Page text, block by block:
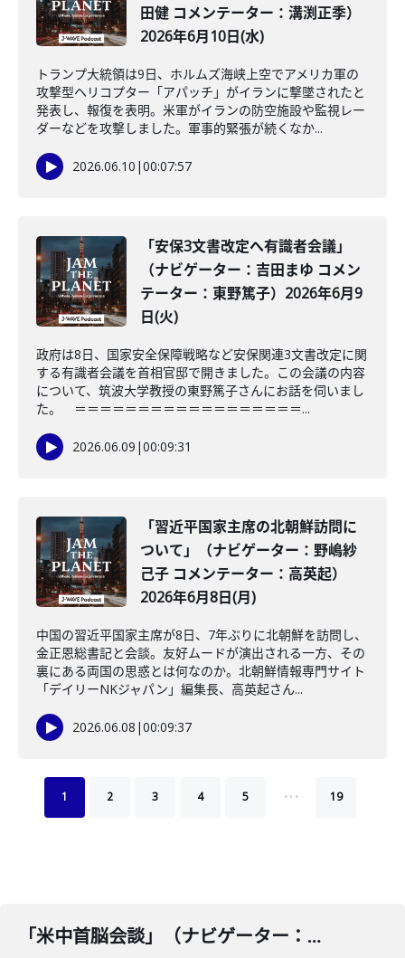
田健 コメンテーター：溝渕正季）
2026年6月10日(水)
トランプ大統領は9日、ホルムズ海峡上空でアメリカ軍の
攻撃型ヘリコプター「アパッチ」がイランに撃墜されたと
発表し、報復を表明。米軍がイランの防空施設や監視レー
ダーなどを攻撃しました。軍事的緊張が続くなか...
2026.06.10 |00:07:57
「安保3文書改定へ有識者会議」
（ナビゲーター：吉田まゆ コメン
テーター：東野篤子）2026年6月9
日(火)
政府は8日、国家安全保障戦略など安保関連3文書改定に関
する有識者会議を首相官邸で開きました。この会議の内容
について、筑波大学教授の東野篤子さんにお話を伺いまし
た。 ＝＝＝＝＝＝＝＝＝＝＝＝＝＝＝＝＝＝...
2026.06.09 |00:09:31
「習近平国家主席の北朝鮮訪問に
ついて」（ナビゲーター：野嶋紗
己子 コメンテーター：高英起）
2026年6月8日(月)
中国の習近平国家主席が8日、7年ぶりに北朝鮮を訪問し、
金正恩総書記と会談。友好ムードが演出される一方、その
裏にある両国の思惑とは何なのか。北朝鮮情報専門サイト
「デイリーNKジャパン」編集長、高英起さん...
2026.06.08 |00:09:37
1 2 3 4 5 … 19
「米中首脳会談」（ナビゲーター：武田真一 コメンテーター：武田一顕）2026年5月14日(木)